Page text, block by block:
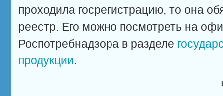
проходила госрегистрацию, то она
реестр. Его можно посмотреть на
Роспотребнадзора в разделе
продукции.